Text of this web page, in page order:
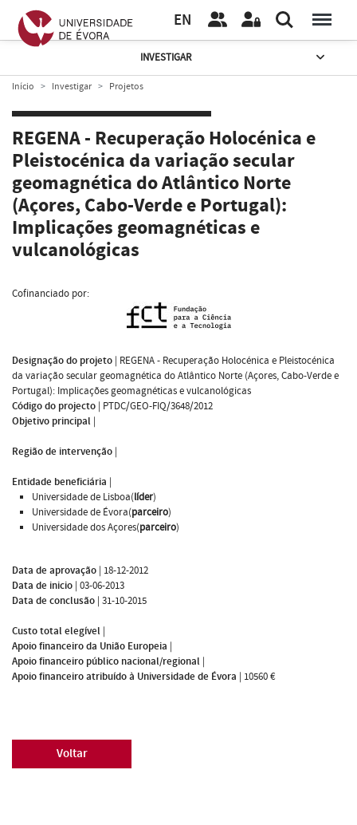
EN
INVESTIGAR
Início Investigar Projetos
REGENA - Recuperação Holocénica e
Pleistocénica da variação secular
geomagnética do Atlântico Norte
(Açores, Cabo-Verde e Portugal):
Implicações geomagnéticas e
vulcanológicas
Cofinanciado por:
Designação do projeto | REGENA - Recuperação Holocénica e Pleistocénica
da variação secular geomagnética do Atlântico Norte (Açores, Cabo-Verde e
Portugal): Implicações geomagnéticas e vulcanológicas
Código do projecto | PTDC/GEO-FIQ/3648/2012
Objetivo principal |
Região de intervenção |
Entidade beneficiária |
Universidade de Lisboa(líder)
Universidade de Évora(parceiro)
Universidade dos Açores(parceiro)
Data de aprovação | 18-12-2012
Data de inicio | 03-06-2013
Data de conclusão | 31-10-2015
Custo total elegível |
Apoio financeiro da União Europeia |
Apoio financeiro público nacional/regional |
Apoio financeiro atribuído à Universidade de Évora | 10560 €
Voltar